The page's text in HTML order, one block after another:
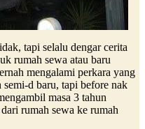
tapi selalu dengar cerita
rumah sewa atau baru
mengalami perkara yang
d baru, tapi before nak
masa 3 tahun
rumah sewa ke rumah